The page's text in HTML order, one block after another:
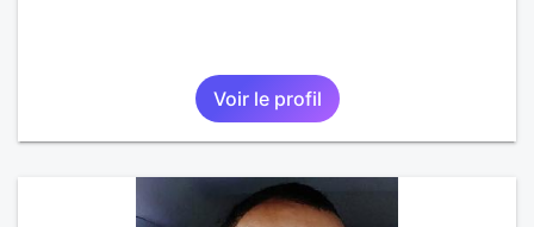
Voir le profil